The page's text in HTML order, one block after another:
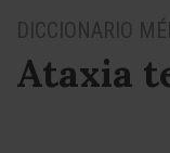
DICCIONARIO
Ataxia